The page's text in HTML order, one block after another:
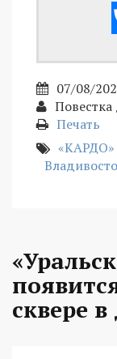
07/08/
Повестка
Печать
«КАРДО»
сквере